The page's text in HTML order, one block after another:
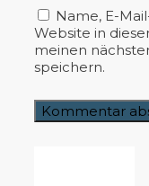
Name, E-
Website in
meinen
speichern.